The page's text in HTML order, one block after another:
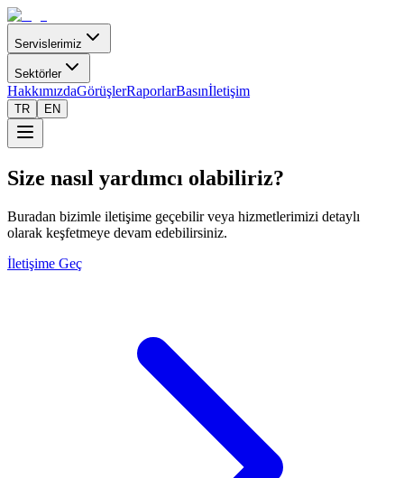
Servislerimiz
Sektörler
HakkımızdaGörüşlerRaporlarBasınİletişim
TR EN
Size nasıl yardımcı olabiliriz?
Buradan bizimle iletişime geçebilir veya hizmetlerimizi detaylı
olarak keşfetmeye devam edebilirsiniz.
İletişime Geç